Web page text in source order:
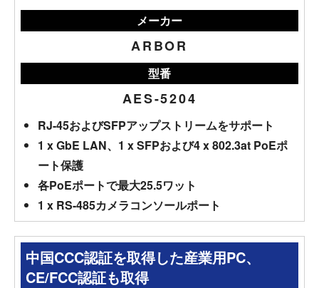
メーカー
ARBOR
型番
AES-5204
RJ-45およびSFPアップストリームをサポート
1 x GbE LAN、1 x SFPおよび4 x 802.3at PoEポ
ート保護
各PoEポートで最大25.5ワット
1 x RS-485カメラコンソールポート
中国CCC認証を取得した産業用PC、
CE/FCC認証も取得